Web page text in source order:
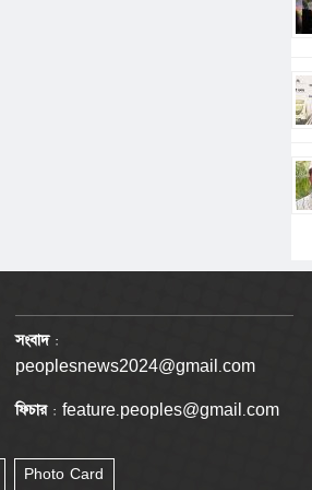
সংবাদ:
peoplesnews2024@gmail.com
ফিচার: feature.peoples@gmail.com
Photo Card